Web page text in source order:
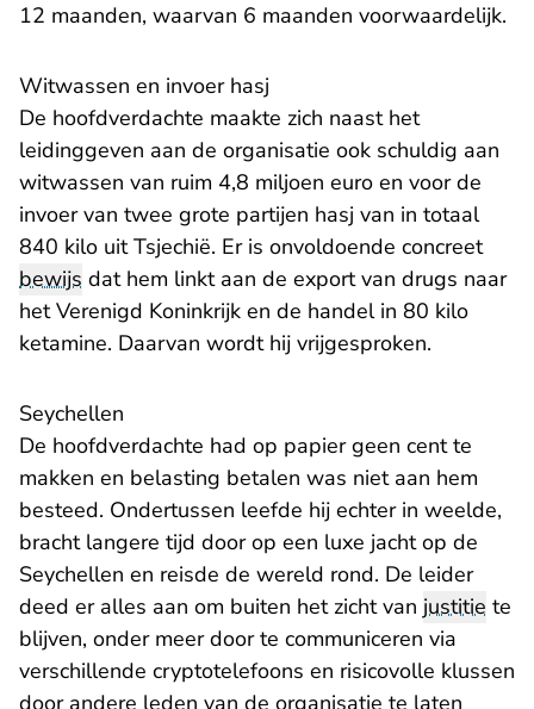
12 maanden, waarvan 6 maanden voorwaardelijk.
Witwassen en invoer hasj
De hoofdverdachte maakte zich naast het
leidinggeven aan de organisatie ook schuldig aan
witwassen van ruim 4,8 miljoen euro en voor de
invoer van twee grote partijen hasj van in totaal
840 kilo uit Tsjechië. Er is onvoldoende concreet
bewijs dat hem linkt aan de export van drugs naar
het Verenigd Koninkrijk en de handel in 80 kilo
ketamine. Daarvan wordt hij vrijgesproken.
Seychellen
De hoofdverdachte had op papier geen cent te
makken en belasting betalen was niet aan hem
besteed. Ondertussen leefde hij echter in weelde,
bracht langere tijd door op een luxe jacht op de
Seychellen en reisde de wereld rond. De leider
deed er alles aan om buiten het zicht van justitie te
blijven, onder meer door te communiceren via
verschillende cryptotelefoons en risicovolle klussen
door andere leden van de organisatie te laten